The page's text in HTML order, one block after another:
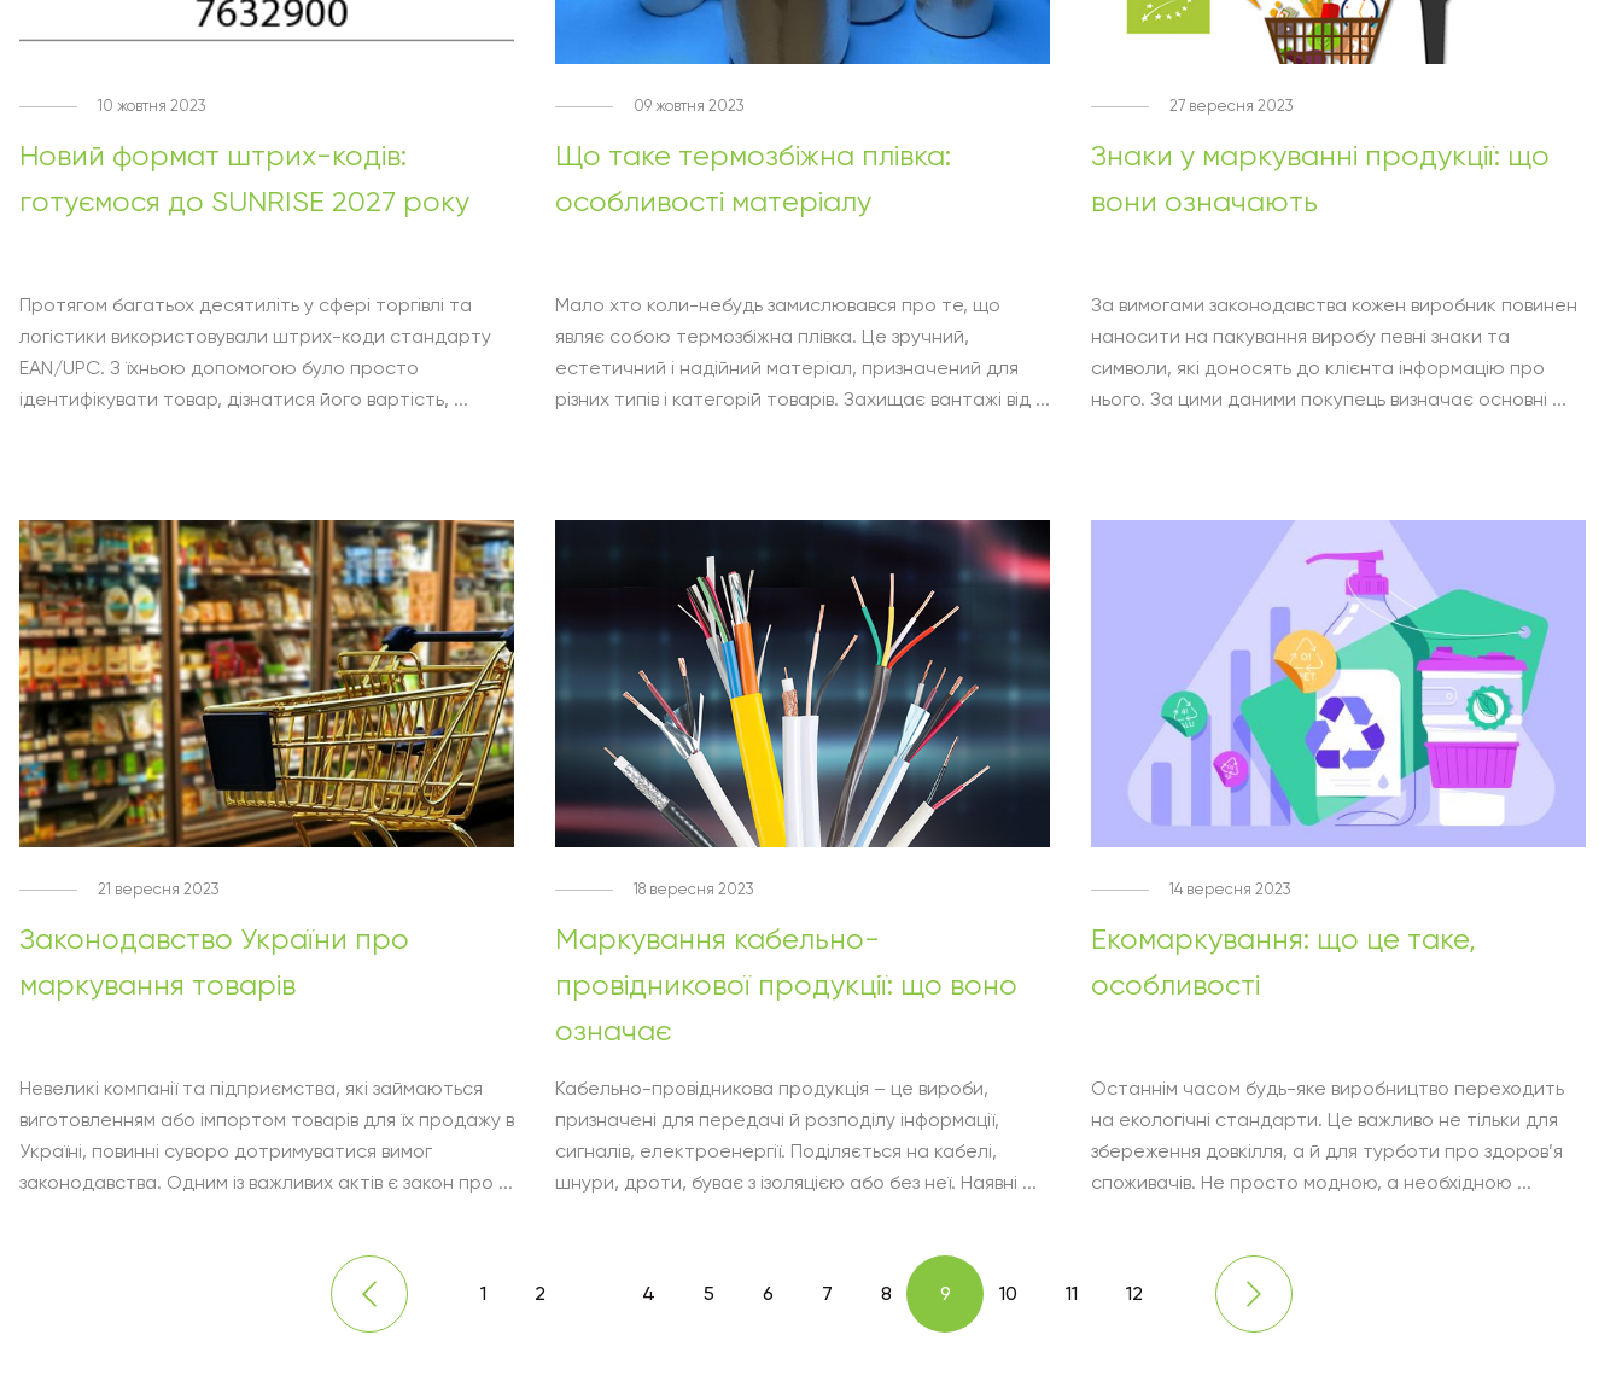
10 жовтня 2023
Новий формат штрих-кодів:
готуємося до SUNRISE 2027 року
Протягом багатьох десятиліть у сфері торгівлі та
логістики використовували штрих-коди стандарту
EAN/UPC. З їхньою допомогою було просто
ідентифікувати товар, дізнатися його вартість, ...
09 жовтня 2023
Що таке термозбіжна плівка:
особливості матеріалу
Мало хто коли-небудь замислювався про те, що
являє собою термозбіжна плівка. Це зручний,
естетичний і надійний матеріал, призначений для
різних типів і категорій товарів. Захищає вантажі від ...
27 вересня 2023
Знаки у маркуванні продукції: що
вони означають
За вимогами законодавства кожен виробник повинен
наносити на пакування виробу певні знаки та
символи, які доносять до клієнта інформацію про
нього. За цими даними покупець визначає основні ...
21 вересня 2023
Законодавство України про
маркування товарів
Невеликі компанії та підприємства, які займаються
виготовленням або імпортом товарів для їх продажу в
Україні, повинні суворо дотримуватися вимог
законодавства. Одним із важливих актів є закон про ...
18 вересня 2023
Маркування кабельно-
провідникової продукції: що воно
означає
Кабельно-провідникова продукція – це вироби,
призначені для передачі й розподілу інформації,
сигналів, електроенергії. Поділяється на кабелі,
шнури, дроти, буває з ізоляцією або без неї. Наявні ...
14 вересня 2023
Екомаркування: що це таке,
особливості
Останнім часом будь-яке виробництво переходить
на екологічні стандарти. Це важливо не тільки для
збереження довкілля, а й для турботи про здоров’я
споживачів. Не просто модною, а необхідною ...
1 2 4 5 6 7 8 9 10 11 12